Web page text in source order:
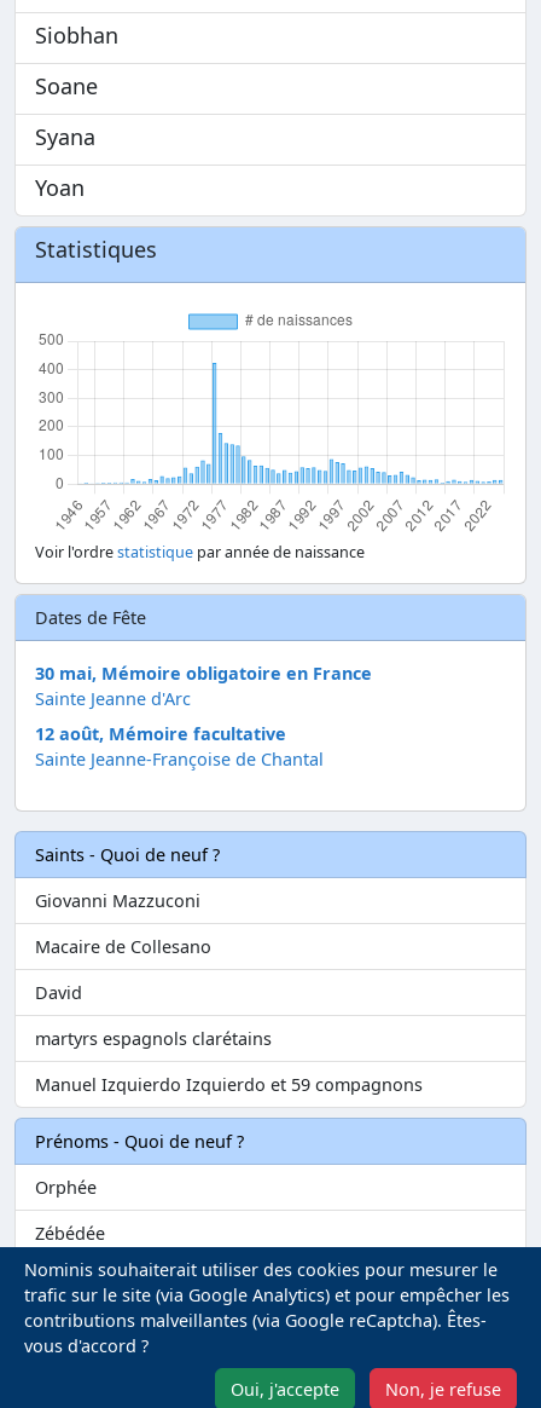
Siobhan
Soane
Syana
Yoan
Statistiques
Voir l'ordrestatistique par année de naissance
Dates de Fête
30 mai, Mémoire obligatoire en France
Sainte Jeanne d'Arc
12 août, Mémoire facultative
Sainte Jeanne-Françoise de Chantal
Saints - Quoi de neuf ?
Giovanni Mazzuconi
Macaire de Collesano
David
martyrs espagnols clarétains
Manuel Izquierdo Izquierdo et 59 compagnons
Prénoms - Quoi de neuf ?
Orphée
Zébédée
Melvil
Matilin
Nominis souhaiterait utiliser des cookies pour mesurer le
trafic sur le site (via Google Analytics) et pour empêcher les
contributions malveillantes (via Google reCaptcha). Êtes-
vous d'accord ?
Oui, j'accepte
Non, je refuse